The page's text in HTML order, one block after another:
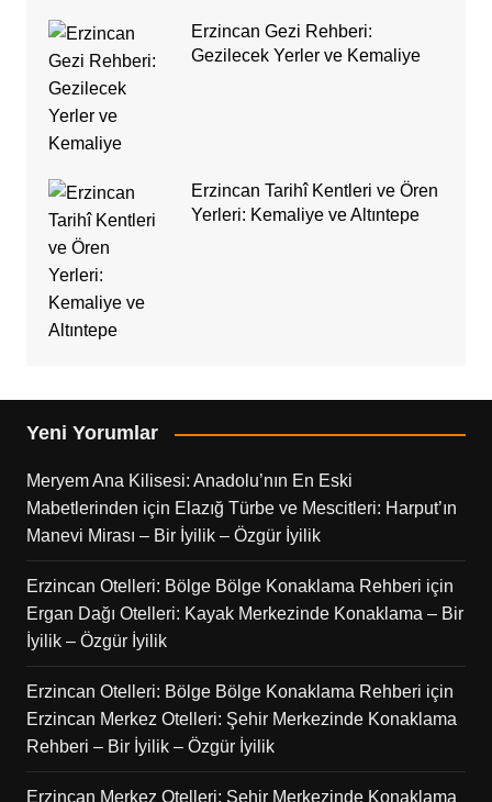
Erzincan Gezi Rehberi:
Gezilecek Yerler ve Kemaliye
Erzincan Tarihî Kentleri ve Ören
Yerleri: Kemaliye ve Altıntepe
Yeni Yorumlar
Meryem Ana Kilisesi: Anadolu’nın En Eski
Mabetlerinden için Elazığ Türbe ve Mescitleri: Harput’ın
Manevi Mirası – Bir İyilik – Özgür İyilik
Erzincan Otelleri: Bölge Bölge Konaklama Rehberi için
Ergan Dağı Otelleri: Kayak Merkezinde Konaklama – Bir
İyilik – Özgür İyilik
Erzincan Otelleri: Bölge Bölge Konaklama Rehberi için
Erzincan Merkez Otelleri: Şehir Merkezinde Konaklama
Rehberi – Bir İyilik – Özgür İyilik
Erzincan Merkez Otelleri: Şehir Merkezinde Konaklama